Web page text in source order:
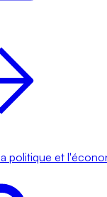
politique et